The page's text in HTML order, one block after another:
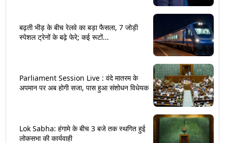
बढ़ती भीड़ के बीच रेलवे का बड़ा फैसला, 7 जोड़ी
स्पेशल ट्रेनों के बढ़े फेरे; कई रूटों...
Parliament Session Live : वंदे मातरम के
अपमान पर अब होगी सजा, पास हुआ संशोधन विधेयक
Lok Sabha: हंगामे के बीच 3 बजे तक स्थगित हुई
लोकसभा की कार्यवाही